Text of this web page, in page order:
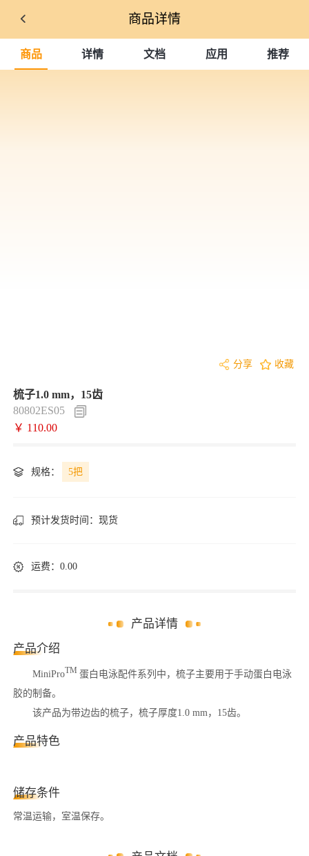
商品详情
商品 详情 文档 应用 推荐
分享 收藏
梳子1.0 mm，15齿
80802ES05
￥ 110.00
规格： 5把
预计发货时间： 现货
运费：0.00
产品详情
产品介绍
MiniProTM 蛋白电泳配件系列中，梳子主要用于手动蛋白电泳
胶的制备。
该产品为带边齿的梳子，梳子厚度1.0 mm，15齿。
产品特色
储存条件
常温运输，室温保存。